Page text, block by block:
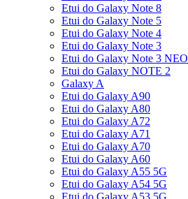
Etui do Galaxy Note 8
Etui do Galaxy Note 5
Etui do Galaxy Note 4
Etui do Galaxy Note 3
Etui do Galaxy Note 3 NEO
Etui do Galaxy NOTE 2
Galaxy A
Etui do Galaxy A90
Etui do Galaxy A80
Etui do Galaxy A72
Etui do Galaxy A71
Etui do Galaxy A70
Etui do Galaxy A60
Etui do Galaxy A55 5G
Etui do Galaxy A54 5G
Etui do Galaxy A53 5G